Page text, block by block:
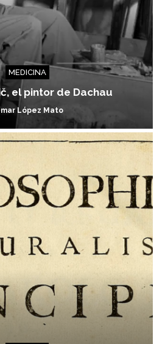
MEDICINA
el pintor de Dachau
López Mato